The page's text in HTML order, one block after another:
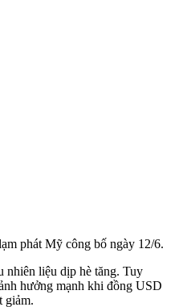
phát Mỹ công bố ngày 12/6.
nhiên liệu dịp hè tăng. Tuy
hưởng mạnh khi đồng USD
giảm.